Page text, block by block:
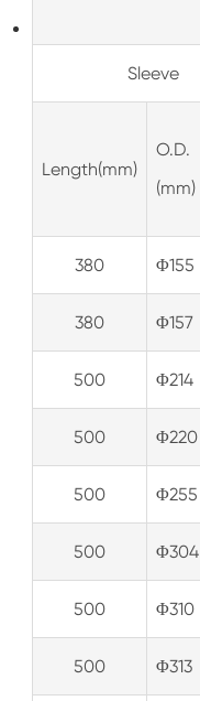
Sleeve
Length(mm)
O.D.
(mm)
380 Φ155
380 Φ157
500 Φ214
500 Φ220
500 Φ255
500 Φ304
500 Φ310
500 Φ313